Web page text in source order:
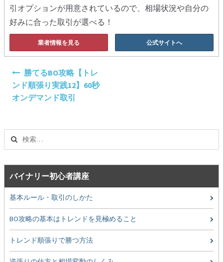
引オプションが用意されているので、相場状況や自分の
好みに合った取引が選べる！
業者情報を見る 公式サイトへ
ビ
ー
シ
ョ
ン
勝てるBO攻略【トレ
ンド順張り実践12】60秒
オンデマンド取引
バイナリー初心者講座
基本ルール・取引のしかた
BO攻略の基本はトレンドを見極めること
トレンド順張りで勝つ方法